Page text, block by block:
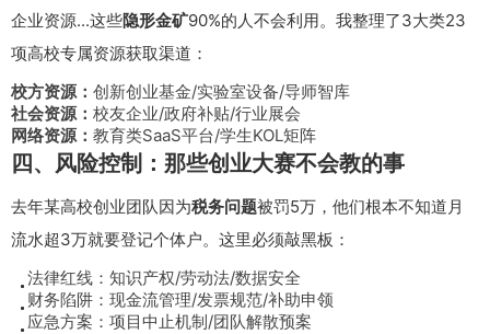
企业资源...这些隐形金矿90%的人不会利用。我整理了3大类23
项高校专属资源获取渠道：
校方资源： 创新创业基金/实验室设备/导师智库
社会资源： 校友企业/政府补贴/行业展会
网络资源： 教育类SaaS平台/学生KOL矩阵
四、风险控制：那些创业大赛不会教的事
去年某高校创业团队因为税务问题被罚5万，他们根本不知道月
流水超3万就要登记个体户。这里必须敲黑板：
法律红线：知识产权/劳动法/数据安全
财务陷阱：现金流管理/发票规范/补助申领
应急方案：项目中止机制/团队解散预案